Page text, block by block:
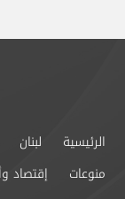
الرئيسية لبنان
منوعات
إقتصاد